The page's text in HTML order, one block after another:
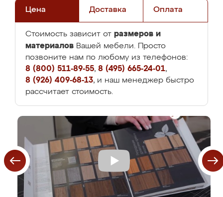
Цена Доставка Оплата
Стоимость зависит от размеров и
материалов Вашей мебели. Просто
позвоните нам по любому из телефонов:
8 (800) 511-89-55, 8 (495) 665-24-01,
8 (926) 409-68-13, и наш менеджер быстро
рассчитает стоимость.